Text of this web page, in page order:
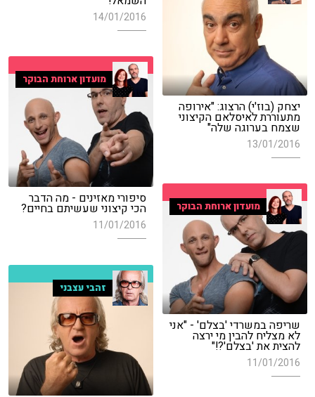
14/01/2016
יצחק (בוז'י) הרצוג: "אירופה
מתעוררת לאיסלאם הקיצוני
שצמח בערוגה שלה"
13/01/2016
מועדון ארוחת הבוקר
סיפורי מאזינים - מה הדבר
הכי קיצוני שעשיתם בחיים?
11/01/2016
מועדון ארוחת הבוקר
שריפה במשרדי 'בצלם' - "אני
לא מצליח להבין מי ירצה
להצית את 'בצלם'?!"
11/01/2016
זהבי עצבני